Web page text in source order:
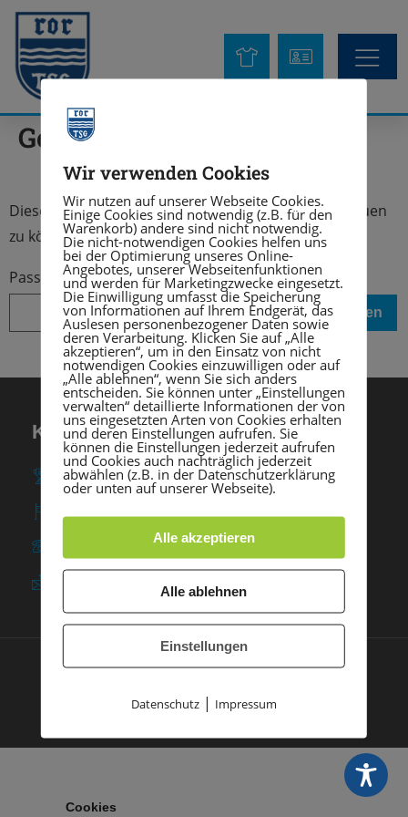
Geschützt: Testseite
Dieser Inhalt ist passwortgeschützt. Um ihn anschauen
zu können, bitte das Passwort eingeben:
Passwort:
KONTAKT
TSG Heidelberg-Rohrbach e. V.
Am Rohrbach 57 ∙ 69126 Heidelberg
0 62 21 / 37 03 - 0
info@tsgrohrbach.de
Made with by PASSGEBER
Cookies
Wir verwenden Cookies
Wir nutzen auf unserer Webseite Cookies.
Einige Cookies sind notwendig (z.B. für den
Warenkorb) andere sind nicht notwendig.
Die nicht-notwendigen Cookies helfen uns
bei der Optimierung unseres Online-
Angebotes, unserer Webseitenfunktionen
und werden für Marketingzwecke eingesetzt.
Die Einwilligung umfasst die Speicherung
von Informationen auf Ihrem Endgerät, das
Auslesen personenbezogener Daten sowie
deren Verarbeitung. Klicken Sie auf „Alle
akzeptieren“, um in den Einsatz von nicht
notwendigen Cookies einzuwilligen oder auf
„Alle ablehnen“, wenn Sie sich anders
entscheiden. Sie können unter „Einstellungen
verwalten“ detaillierte Informationen der von
uns eingesetzten Arten von Cookies erhalten
und deren Einstellungen aufrufen. Sie
können die Einstellungen jederzeit aufrufen
und Cookies auch nachträglich jederzeit
abwählen (z.B. in der Datenschutzerklärung
oder unten auf unserer Webseite).
Alle akzeptieren
Alle ablehnen
Einstellungen
Datenschutz| Impressum